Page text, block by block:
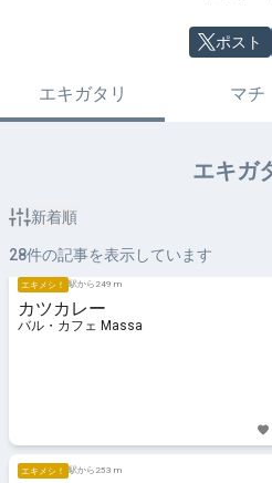
ポスト
エキガタリ マチ
エキガ
新着順
28件の記事を表示しています
エキメシ！ 駅から249 m
カツカレー
バル・カフェ Massa
エキメシ！ 駅から253 m